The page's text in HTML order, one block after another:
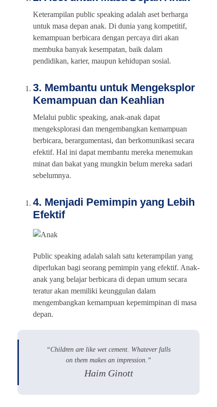
Keterampilan public speaking adalah aset berharga
untuk masa depan anak. Di dunia yang kompetitif,
kemampuan berbicara dengan percaya diri akan
membuka banyak kesempatan, baik dalam
pendidikan, karier, maupun kehidupan sosial.
3. Membantu untuk Mengeksplor
Kemampuan dan Keahlian
Melalui public speaking, anak-anak dapat
mengeksplorasi dan mengembangkan kemampuan
berbicara, berargumentasi, dan berkomunikasi secara
efektif. Hal ini dapat membantu mereka menemukan
minat dan bakat yang mungkin belum mereka sadari
sebelumnya.
4. Menjadi Pemimpin yang Lebih
Efektif
Public speaking adalah salah satu keterampilan yang
diperlukan bagi seorang pemimpin yang efektif. Anak-
anak yang belajar berbicara di depan umum secara
teratur akan memiliki keunggulan dalam
mengembangkan kemampuan kepemimpinan di masa
depan.
“Children are like wet cement. Whatever falls
on them makes an impression.”
Haim Ginott